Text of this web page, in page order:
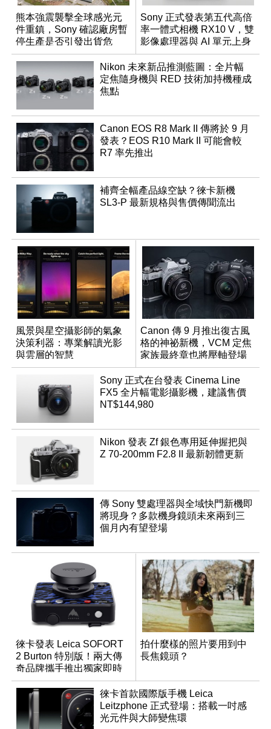
熊本強震襲擊全球感光元
件重鎮，Sony 確認廠房暫
停生產是否引發出貨危
機？
Sony 正式發表第五代高倍
率一體式相機 RX10 V，雙
影像處理器與 AI 單元上身
Nikon 未來新品推測藍圖：全片幅
定焦隨身機與 RED 技術加持機種成
焦點
Canon EOS R8 Mark II 傳將於 9 月
發表？EOS R10 Mark II 可能會較
R7 率先推出
補齊全幅產品線空缺？徠卡新機
SL3-P 最新規格與售價傳聞流出
風景與星空攝影師的氣象
決策利器：專業解讀光影
與雲層的智慧
App「Atmos」登場
Canon 傳 9 月推出復古風
格的神祕新機，VCM 定焦
家族最終章也將壓軸登場
Sony 正式在台發表 Cinema Line
FX5 全片幅電影攝影機，建議售價
NT$144,980
Nikon 發表 Zf 銀色專用延伸握把與
Z 70-200mm F2.8 II 最新韌體更新
傳 Sony 雙處理器與全域快門新機即
將現身？多款機身鏡頭未來兩到三
個月內有望登場
徠卡發表 Leica SOFORT
2 Burton 特別版！兩大傳
奇品牌攜手推出獨家即時
成像相機
拍什麼樣的照片要用到中
長焦鏡頭？
徠卡首款國際版手機 Leica
Leitzphone 正式登場：搭載一吋感
光元件與大師變焦環